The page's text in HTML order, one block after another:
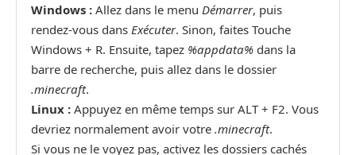
Windows : Allez dans le menu Démarrer, puis
rendez-vous dans Exécuter. Sinon, faites Touche
Windows + R. Ensuite, tapez %appdata% dans la
barre de recherche, puis allez dans le dossier
.minecraft.
Linux : Appuyez en même temps sur ALT + F2. Vous
devriez normalement avoir votre .minecraft.
Si vous ne le voyez pas, activez les dossiers cachés